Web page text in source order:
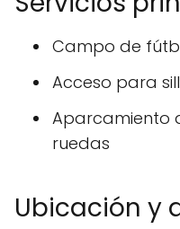
Campo de
Acceso para
Aparcamiento
ruedas
Ubicación y